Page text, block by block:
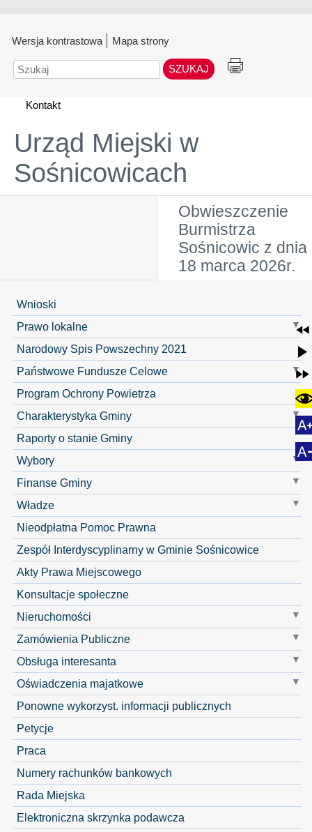
Wersja kontrastowa Mapa strony
Szukaj
Kontakt
Urząd Miejski w
Sośnicowicach
Obwieszczenie
Burmistrza
Sośnicowic z dnia
18 marca 2026r.
Wnioski
Prawo lokalne
Narodowy Spis Powszechny 2021
Państwowe Fundusze Celowe
Program Ochrony Powietrza
Charakterystyka Gminy
Raporty o stanie Gminy
Wybory
Finanse Gminy
Władze
Nieodpłatna Pomoc Prawna
Zespół Interdyscyplinarny w Gminie Sośnicowice
Akty Prawa Miejscowego
Konsultacje społeczne
Nieruchomości
Zamówienia Publiczne
Obsługa interesanta
Oświadczenia majatkowe
Ponowne wykorzyst. informacji publicznych
Petycje
Praca
Numery rachunków bankowych
Rada Miejska
Elektroniczna skrzynka podawcza